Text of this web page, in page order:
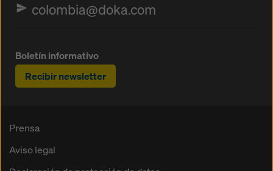
colombia@doka.com
Boletín informativo
Recibir newsletter
Prensa
Aviso legal